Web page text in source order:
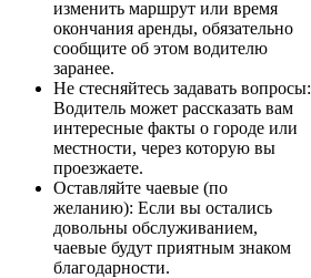
изменить маршрут или время
окончания аренды, обязательно
сообщите об этом водителю
заранее.
Не стесняйтесь задавать вопросы:
Водитель может рассказать вам
интересные факты о городе или
местности, через которую вы
проезжаете.
Оставляйте чаевые (по
желанию): Если вы остались
довольны обслуживанием,
чаевые будут приятным знаком
благодарности.